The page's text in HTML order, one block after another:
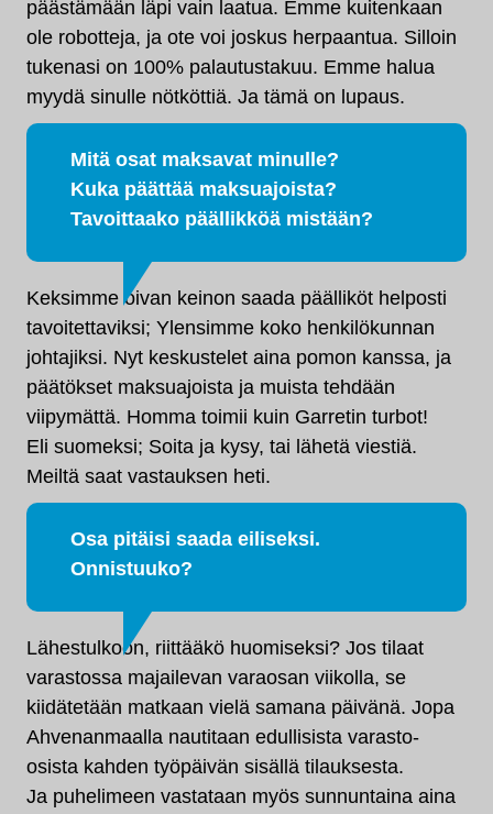
päästämään läpi vain laatua. Emme kuitenkaan
ole robotteja, ja ote voi joskus herpaantua. Silloin
tukenasi on 100% palautustakuu. Emme halua
myydä sinulle nötköttiä. Ja tämä on lupaus.
Mitä osat maksavat minulle?
Kuka päättää maksuajoista?
Tavoittaako päällikköä mistään?
Keksimme oivan keinon saada päälliköt helposti
tavoitettaviksi; Ylensimme koko henkilökunnan
johtajiksi. Nyt keskustelet aina pomon kanssa, ja
päätökset maksuajoista ja muista tehdään
viipymättä. Homma toimii kuin Garretin turbot!
Eli suomeksi; Soita ja kysy, tai lähetä viestiä.
Meiltä saat vastauksen heti.
Osa pitäisi saada eiliseksi.
Onnistuuko?
Lähestulkoon, riittääkö huomiseksi? Jos tilaat
varastossa majailevan varaosan viikolla, se
kiidätetään matkaan vielä samana päivänä. Jopa
Ahvenanmaalla nautitaan edullisista varasto-
osista kahden työpäivän sisällä tilauksesta.
Ja puhelimeen vastataan myös sunnuntaina aina